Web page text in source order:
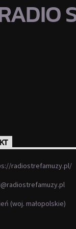
radiostrefamuzy.pl/
(woj. małopolskie)